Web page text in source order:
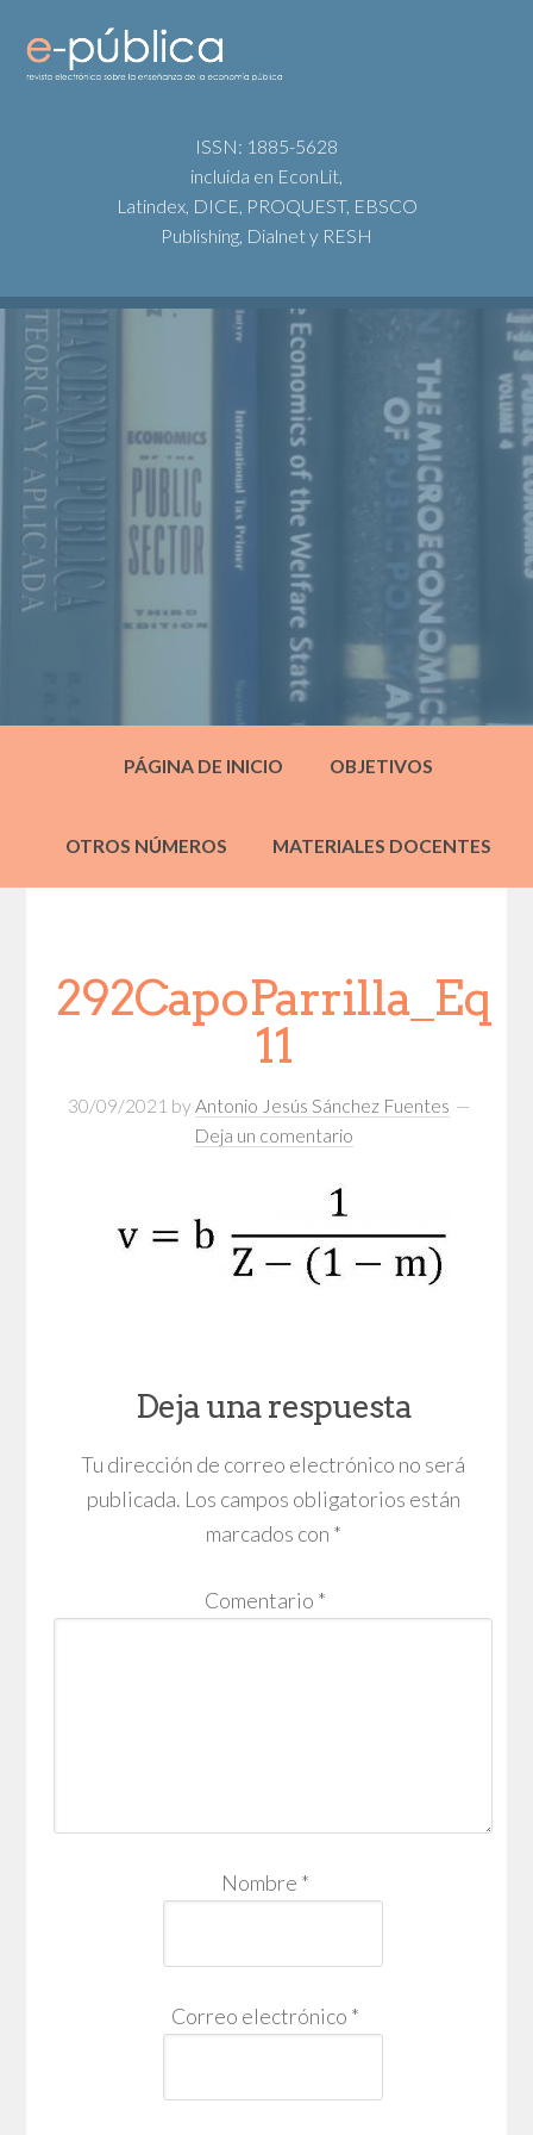
ISSN: 1885-5628
incluida en EconLit,
Latindex, DICE, PROQUEST, EBSCO
Publishing, Dialnet y RESH
PÁGINA DE INICIO OBJETIVOS
OTROS NÚMEROS MATERIALES DOCENTES
292CapoParrilla_Eq
11
30/09/2021 by Antonio Jesús Sánchez Fuentes
Deja un comentario
Deja una respuesta
Tu dirección de correo electrónico no será
publicada. Los campos obligatorios están
marcados con *
Comentario *
Nombre *
Correo electrónico *